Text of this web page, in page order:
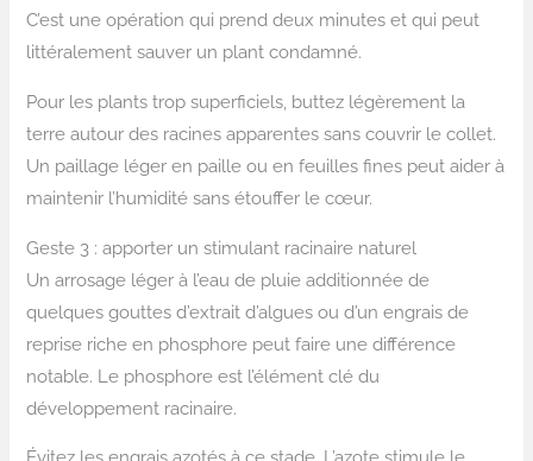
C’est une opération qui prend deux minutes et qui peut
littéralement sauver un plant condamné.
Pour les plants trop superficiels, buttez légèrement la
terre autour des racines apparentes sans couvrir le collet.
Un paillage léger en paille ou en feuilles fines peut aider à
maintenir l’humidité sans étouffer le cœur.
Geste 3 : apporter un stimulant racinaire naturel
Un arrosage léger à l’eau de pluie additionnée de
quelques gouttes d’extrait d’algues ou d’un engrais de
reprise riche en phosphore peut faire une différence
notable. Le phosphore est l’élément clé du
développement racinaire.